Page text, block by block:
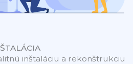
inštaláciu a rekonštrukciu